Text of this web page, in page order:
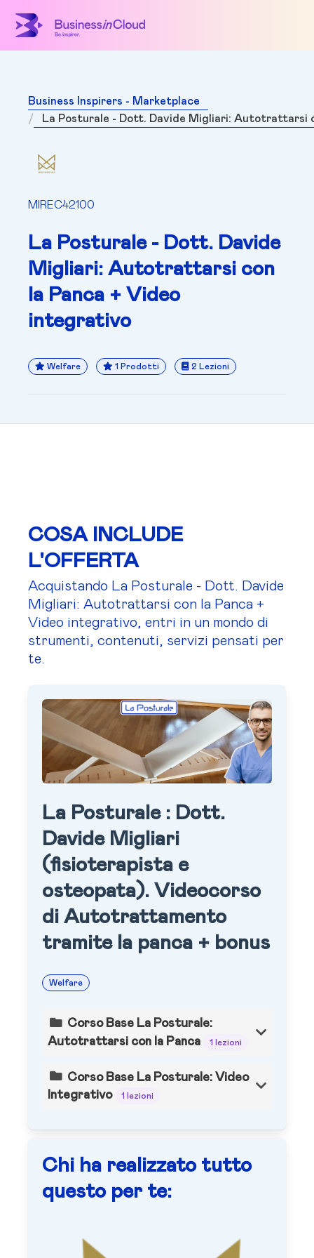
Business Inspirers - Marketplace
La Posturale - Dott. Davide Migliari: Autotrattarsi
MIREC42100
La Posturale - Dott. Davide
Migliari: Autotrattarsi con
la Panca + Video
integrativo
Welfare 1 Prodotti 2 Lezioni
COSA INCLUDE
L'OFFERTA
Acquistando La Posturale - Dott. Davide
Migliari: Autotrattarsi con la Panca +
Video integrativo, entri in un mondo di
strumenti, contenuti, servizi pensati per
te.
La Posturale : Dott.
Davide Migliari
(fisioterapista e
osteopata). Videocorso
di Autotrattamento
tramite la panca + bonus
Welfare
Corso Base La Posturale:
Autotrattarsi con la Panca
1 lezioni
Corso Base La Posturale: Video
Integrativo
1 lezioni
Chi ha realizzato tutto
questo per te: